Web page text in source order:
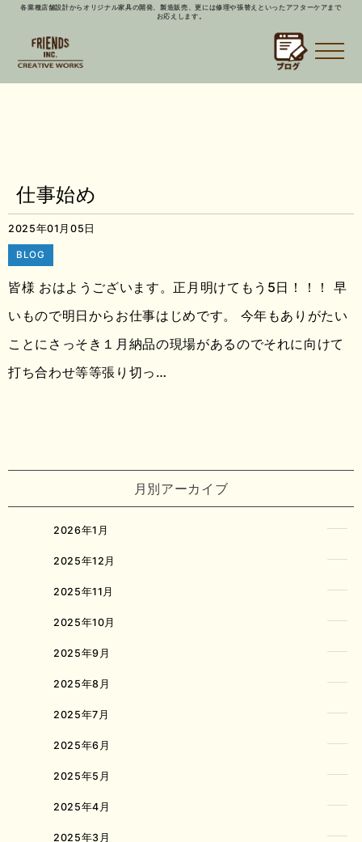
各業種店舗設計からオリジナル家具の開発、製造販売、更には修理や張替えといったアフターケアまで
お応えします。
仕事始め
2025年01月05日
BLOG
皆様 おはようございます。正月明けてもう5日！！！ 早
いもので明日からお仕事はじめです。 今年もありがたい
ことにさっそき１月納品の現場があるのでそれに向けて
打ち合わせ等等張り切っ…
月別アーカイブ
2026年1月
2025年12月
2025年11月
2025年10月
2025年9月
2025年8月
2025年7月
2025年6月
2025年5月
2025年4月
2025年3月